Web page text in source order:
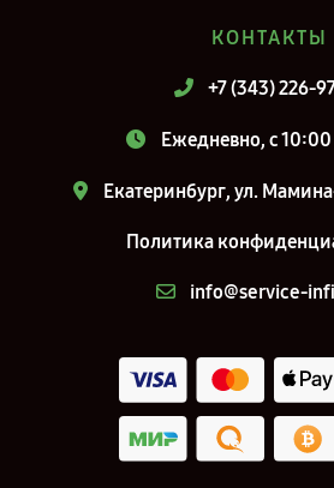
КОНТАКТЫ
+7 (343) 226-
Ежедневно, с
Екатеринбург, ул.
Политика
info@service-